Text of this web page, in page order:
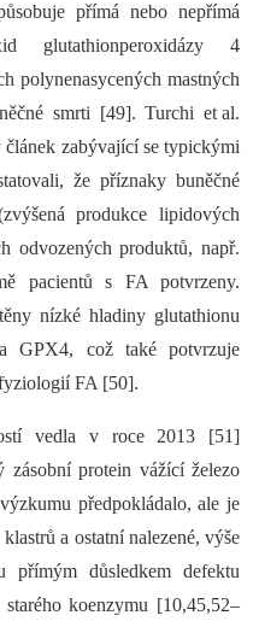
přímá nebo nepřímá
glutathionperoxidázy 4
polynenasycených mastných
smrti [49]. Turchi et al.
zabývající se typickými
že příznaky buněčné
produkce lipidových
odvozených produktů, např.
pacientů s FA potvrzeny.
nízké hladiny glutathionu
GPX4, což také potvrzuje
FA [50].
vedla v roce 2013 [51]
zásobní protein vážící železo
předpokládalo, ale je
a ostatní nalezené, výše
přímým důsledkem defektu
koenzymu [10,45,52–